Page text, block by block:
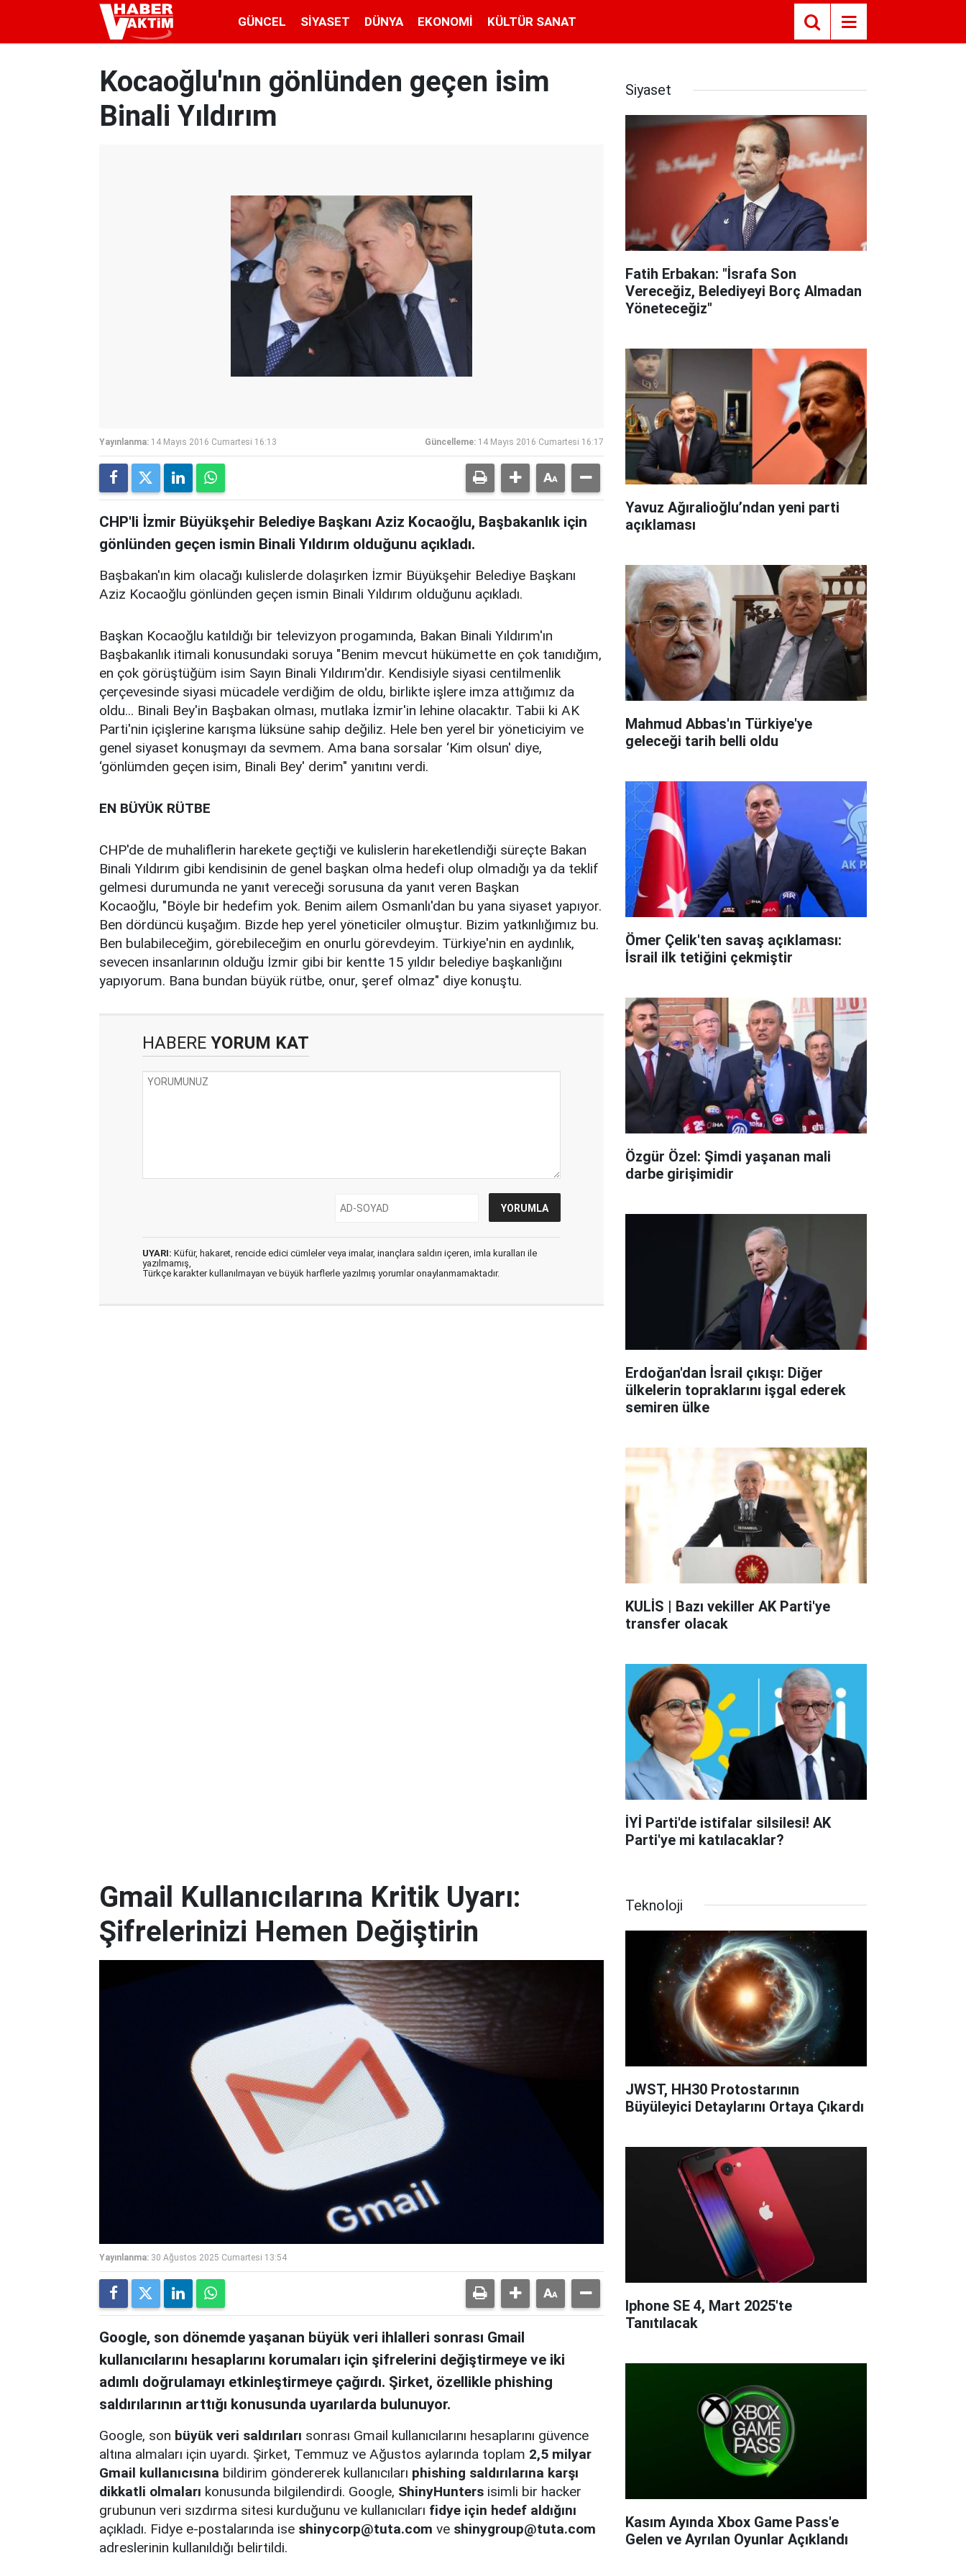
GÜNCEL SIYASET DÜNYA EKONOMI KÜLTÜR SANAT
Kocaoğlu'nın gönlünden geçen isim
Binali Yıldırım
Yayınlanma: 14 Mayıs 2016 Cumartesi 16:13 Güncelleme: 14 Mayıs 2016 Cumartesi 16:17
CHP'li İzmir Büyükşehir Belediye Başkanı Aziz Kocaoğlu, Başbakanlık için
gönlünden geçen ismin Binali Yıldırım olduğunu açıkladı.
Başbakan'ın kim olacağı kulislerde dolaşırken İzmir Büyükşehir Belediye Başkanı
Aziz Kocaoğlu gönlünden geçen ismin Binali Yıldırım olduğunu açıkladı.
Başkan Kocaoğlu katıldığı bir televizyon progamında, Bakan Binali Yıldırım'ın
Başbakanlık itimali konusundaki soruya "Benim mevcut hükümette en çok tanıdığım,
en çok görüştüğüm isim Sayın Binali Yıldırım'dır. Kendisiyle siyasi centilmenlik
çerçevesinde siyasi mücadele verdiğim de oldu, birlikte işlere imza attığımız da
oldu... Binali Bey'in Başbakan olması, mutlaka İzmir'in lehine olacaktır. Tabii ki AK
Parti'nin içişlerine karışma lüksüne sahip değiliz. Hele ben yerel bir yöneticiyim ve
genel siyaset konuşmayı da sevmem. Ama bana sorsalar ‘Kim olsun' diye,
‘gönlümden geçen isim, Binali Bey' derim" yanıtını verdi.
EN BÜYÜK RÜTBE
CHP'de de muhaliflerin harekete geçtiği ve kulislerin hareketlendiği süreçte Bakan
Binali Yıldırım gibi kendisinin de genel başkan olma hedefi olup olmadığı ya da teklif
gelmesi durumunda ne yanıt vereceği sorusuna da yanıt veren Başkan
Kocaoğlu, "Böyle bir hedefim yok. Benim ailem Osmanlı'dan bu yana siyaset yapıyor.
Ben dördüncü kuşağım. Bizde hep yerel yöneticiler olmuştur. Bizim yatkınlığımız bu.
Ben bulabileceğim, görebileceğim en onurlu görevdeyim. Türkiye'nin en aydınlık,
sevecen insanlarının olduğu İzmir gibi bir kentte 15 yıldır belediye başkanlığını
yapıyorum. Bana bundan büyük rütbe, onur, şeref olmaz" diye konuştu.
HABERE YORUM KAT
UYARI: Küfür, hakaret, rencide edici cümleler veya imalar, inançlara saldırı içeren, imla kuralları ile
yazılmamış,
Türkçe karakter kullanılmayan ve büyük harflerle yazılmış yorumlar onaylanmamaktadır.
Siyaset
Fatih Erbakan: "İsrafa Son
Vereceğiz, Belediyeyi Borç Almadan
Yöneteceğiz"
Yavuz Ağıralioğlu’ndan yeni parti
açıklaması
Mahmud Abbas'ın Türkiye'ye
geleceği tarih belli oldu
Ömer Çelik'ten savaş açıklaması:
İsrail ilk tetiğini çekmiştir
Özgür Özel: Şimdi yaşanan mali
darbe girişimidir
Erdoğan'dan İsrail çıkışı: Diğer
ülkelerin topraklarını işgal ederek
semiren ülke
KULİS | Bazı vekiller AK Parti'ye
transfer olacak
İYİ Parti'de istifalar silsilesi! AK
Parti'ye mi katılacaklar?
Gmail Kullanıcılarına Kritik Uyarı:
Şifrelerinizi Hemen Değiştirin
Yayınlanma: 30 Ağustos 2025 Cumartesi 13:54
Google, son dönemde yaşanan büyük veri ihlalleri sonrası Gmail
kullanıcılarını hesaplarını korumaları için şifrelerini değiştirmeye ve iki
adımlı doğrulamayı etkinleştirmeye çağırdı. Şirket, özellikle phishing
saldırılarının arttığı konusunda uyarılarda bulunuyor.
Google, son büyük veri saldırıları sonrası Gmail kullanıcılarını hesaplarını güvence
altına almaları için uyardı. Şirket, Temmuz ve Ağustos aylarında toplam 2,5 milyar
Gmail kullanıcısına bildirim göndererek kullanıcıları phishing saldırılarına karşı
dikkatli olmaları konusunda bilgilendirdi. Google, ShinyHunters isimli bir hacker
grubunun veri sızdırma sitesi kurduğunu ve kullanıcıları fidye için hedef aldığını
açıkladı. Fidye e-postalarında ise shinycorp@tuta.com ve shinygroup@tuta.com
adreslerinin kullanıldığı belirtildi.
Teknoloji
JWST, HH30 Protostarının
Büyüleyici Detaylarını Ortaya Çıkardı
Iphone SE 4, Mart 2025'te
Tanıtılacak
Kasım Ayında Xbox Game Pass'e
Gelen ve Ayrılan Oyunlar Açıklandı